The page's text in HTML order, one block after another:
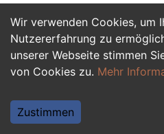
Wir verwenden Cookies, um
Nutzererfahrung zu
unserer Webseite stimmen
von Cookies zu. Mehr
Zustimmen